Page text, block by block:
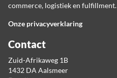
commerce, logistiek en fulfillment.
Onze privacyverklaring
Contact
Zuid-Afrikaweg 1B
1432 DA Aalsmeer